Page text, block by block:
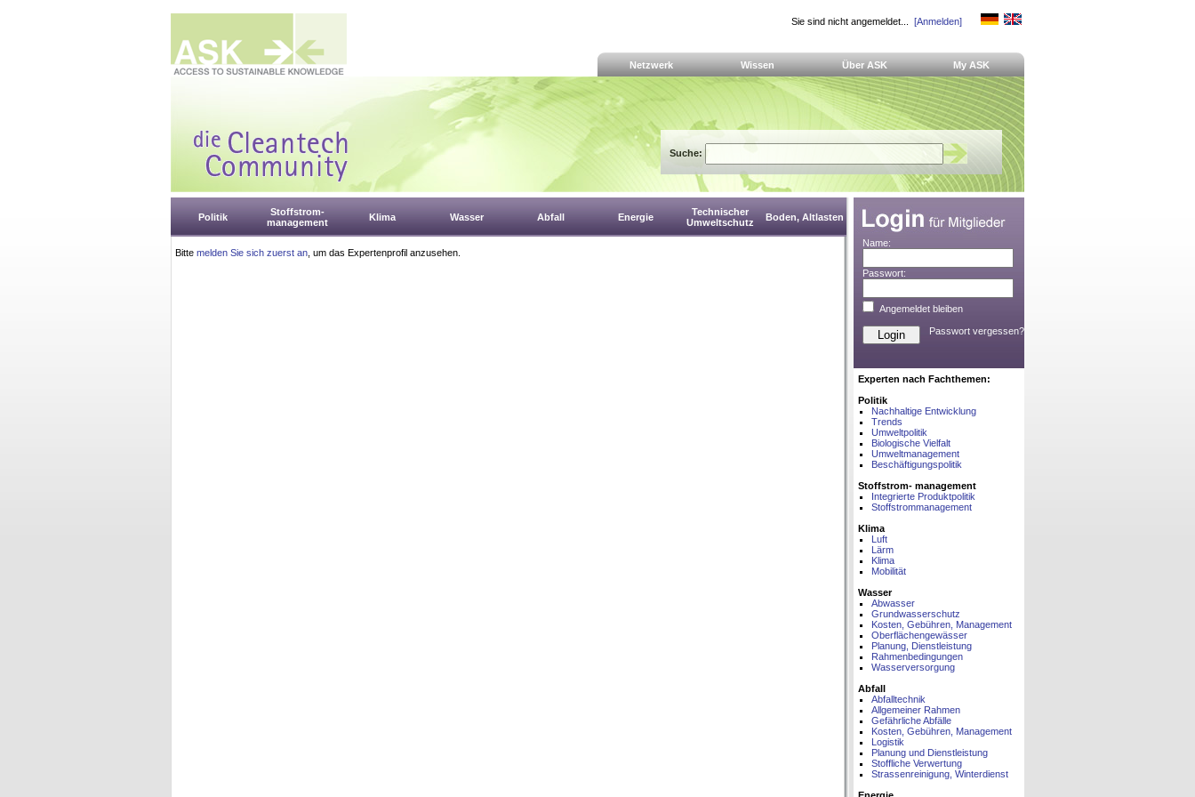
Sie sind nicht angemeldet... [Anmelden]
Netzwerk Wissen Über ASK My ASK
Suche:
Politik
Stoffstrom-
management
Klima Wasser Abfall Energie
Technischer
Umweltschutz
Boden, Altlasten
Bitte melden Sie sich zuerst an , um das Expertenprofil anzusehen.
Name:
Passwort:
Angemeldet bleiben
Passwort vergessen?
Experten nach Fachthemen:
Politik
Nachhaltige Entwicklung
Trends
Umweltpolitik
Biologische Vielfalt
Umweltmanagement
Beschäftigungspolitik
Stoffstrom- management
Integrierte Produktpolitik
Stoffstrommanagement
Klima
Luft
Lärm
Klima
Mobilität
Wasser
Abwasser
Grundwasserschutz
Kosten, Gebühren, Management
Oberflächengewässer
Planung, Dienstleistung
Rahmenbedingungen
Wasserversorgung
Abfall
Abfalltechnik
Allgemeiner Rahmen
Gefährliche Abfälle
Kosten, Gebühren, Management
Logistik
Planung und Dienstleistung
Stoffliche Verwertung
Strassenreinigung, Winterdienst